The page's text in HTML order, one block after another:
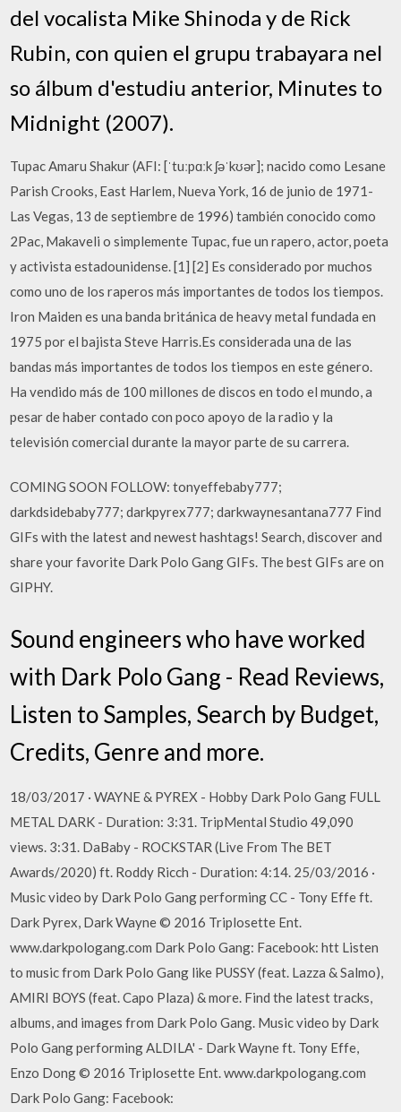
del vocalista Mike Shinoda y de Rick
Rubin, con quien el grupu trabayara nel
so álbum d'estudiu anterior, Minutes to
Midnight (2007).
Tupac Amaru Shakur (AFI: [ˈtuːpɑːk ʃəˈkʊər]; nacido como Lesane
Parish Crooks, East Harlem, Nueva York, 16 de junio de 1971-
Las Vegas, 13 de septiembre de 1996) también conocido como
2Pac, Makaveli o simplemente Tupac, fue un rapero, actor, poeta
y activista estadounidense. [1] [2] Es considerado por muchos
como uno de los raperos más importantes de todos los tiempos.
Iron Maiden es una banda británica de heavy metal fundada en
1975 por el bajista Steve Harris.Es considerada una de las
bandas más importantes de todos los tiempos en este género.
Ha vendido más de 100 millones de discos en todo el mundo, a
pesar de haber contado con poco apoyo de la radio y la
televisión comercial durante la mayor parte de su carrera.
COMING SOON FOLLOW: tonyeffebaby777;
darkdsidebaby777; darkpyrex777; darkwaynesantana777 Find
GIFs with the latest and newest hashtags! Search, discover and
share your favorite Dark Polo Gang GIFs. The best GIFs are on
GIPHY.
Sound engineers who have worked
with Dark Polo Gang - Read Reviews,
Listen to Samples, Search by Budget,
Credits, Genre and more.
18/03/2017 · WAYNE & PYREX - Hobby Dark Polo Gang FULL
METAL DARK - Duration: 3:31. TripMental Studio 49,090
views. 3:31. DaBaby - ROCKSTAR (Live From The BET
Awards/2020) ft. Roddy Ricch - Duration: 4:14. 25/03/2016 ·
Music video by Dark Polo Gang performing CC - Tony Effe ft.
Dark Pyrex, Dark Wayne © 2016 Triplosette Ent.
www.darkpologang.com Dark Polo Gang: Facebook: htt Listen
to music from Dark Polo Gang like PUSSY (feat. Lazza & Salmo),
AMIRI BOYS (feat. Capo Plaza) & more. Find the latest tracks,
albums, and images from Dark Polo Gang. Music video by Dark
Polo Gang performing ALDILA' - Dark Wayne ft. Tony Effe,
Enzo Dong © 2016 Triplosette Ent. www.darkpologang.com
Dark Polo Gang: Facebook: